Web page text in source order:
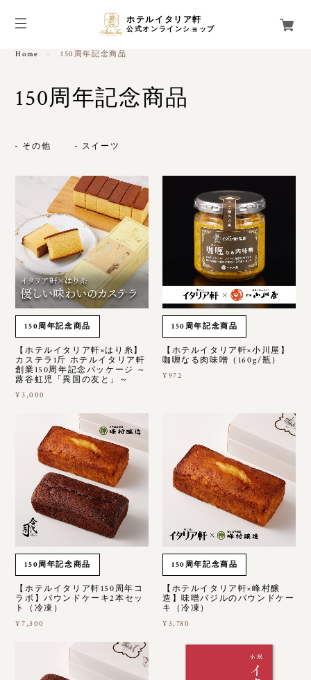
ホテルイタリア軒
公式オンラインショップ
Home 150周年記念商品
150周年記念商品
その他 スイーツ
150周年記念商品
【ホテルイタリア軒×はり糸】
カステラ1斤 ホテルイタリア軒
創業150周年記念パッケージ ～
蕗谷虹児「異国の友と」～
¥3,000
150周年記念商品
【ホテルイタリア軒×小川屋】
咖喱なる肉味噌（160g/瓶）
¥972
150周年記念商品
【ホテルイタリア軒150周年コ
ラボ】パウンドケーキ2本セッ
ト（冷凍）
¥7,300
150周年記念商品
【ホテルイタリア軒×峰村醸
造】味噌バジルのパウンドケー
キ（冷凍）
¥3,780